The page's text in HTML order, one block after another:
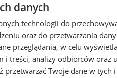
danych
technologii do
oraz do przetwarzania
przeglądania, w celu
treści, analizy odbiorców oraz
przetwarzać Twoje dane w tych